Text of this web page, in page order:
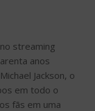
streaming
anos
Jackson, o
em todo o
fãs em uma